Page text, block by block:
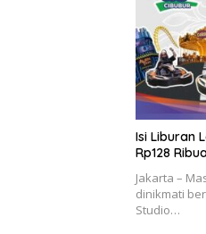
Isi Liburan
Rp128
Jakarta –
dinikmati
Studio…